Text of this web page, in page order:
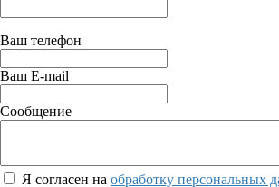
Ваш телефон
Ваш E-mail
Сообщение
Я согласен на обработку персональных